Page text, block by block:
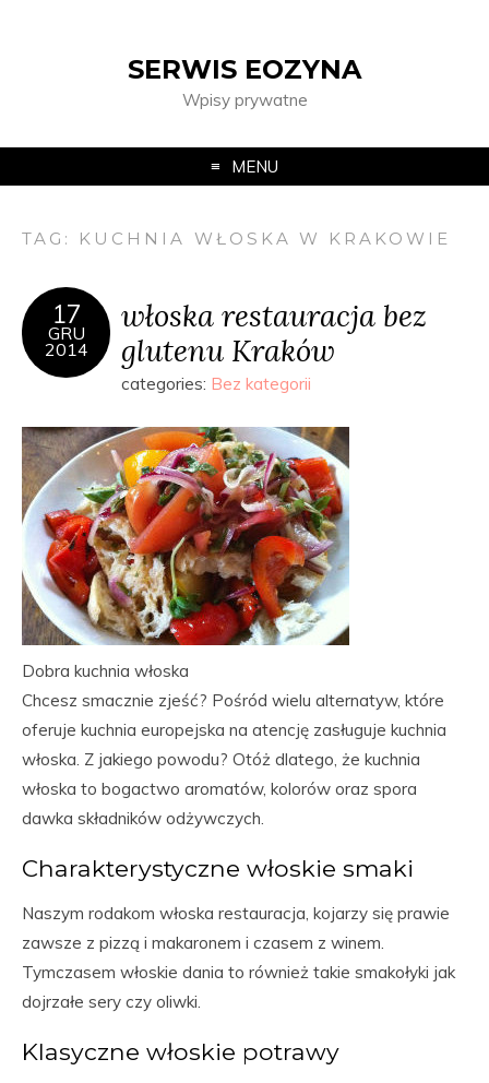
SERWIS EOZYNA
Wpisy prywatne
MENU
TAG: KUCHNIA WŁOSKA W KRAKOWIE
17
GRU
2014
włoska restauracja bez
glutenu Kraków
categories: Bez kategorii
Dobra kuchnia włoska
Chcesz smacznie zjeść? Pośród wielu alternatyw, które
oferuje kuchnia europejska na atencję zasługuje kuchnia
włoska. Z jakiego powodu? Otóż dlatego, że kuchnia
włoska to bogactwo aromatów, kolorów oraz spora
dawka składników odżywczych.
Charakterystyczne włoskie smaki
Naszym rodakom włoska restauracja, kojarzy się prawie
zawsze z pizzą i makaronem i czasem z winem.
Tymczasem włoskie dania to również takie smakołyki jak
dojrzałe sery czy oliwki.
Klasyczne włoskie potrawy